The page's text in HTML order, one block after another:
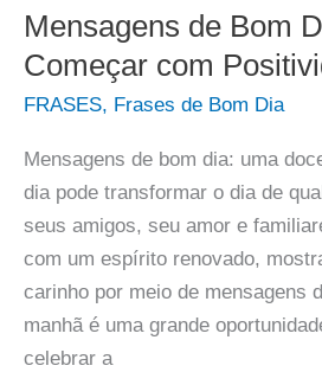
Mensagens de Bom
Começar com
FRASES, Frases de Bom Dia
Mensagens de bom dia: uma
dia pode transformar o dia de
seus amigos, seu amor e
com um espírito renovado,
carinho por meio de mensagens
manhã é uma grande
celebrar a